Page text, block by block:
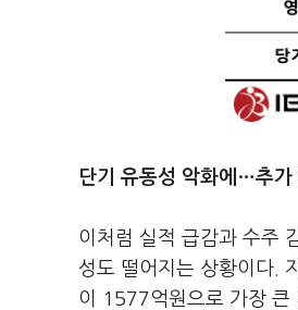
단기 유동성 악화에…추가
이처럼 실적 급감과 수주
성도 떨어지는 상황이다.
이 1577억원으로 가장 큰